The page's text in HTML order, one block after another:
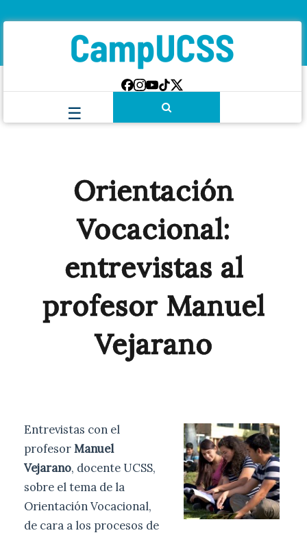
Orientación
Vocacional:
entrevistas al
profesor Manuel
Vejarano
Entrevistas con el
profesorManuel
Vejarano, docente UCSS,
sobre el tema de la
Orientación Vocacional,
de cara a los procesos de